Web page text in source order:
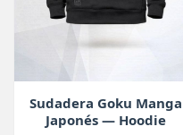
Sudadera Goku Manga
Japonés — Hoodie